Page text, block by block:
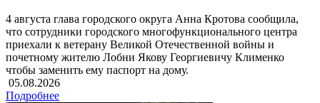
4 августа глава городского округа Анна Кротова сообщила,
что сотрудники городского многофункционального центра
приехали к ветерану Великой Отечественной войны и
почетному жителю Лобни Якову Георгиевичу Клименко
чтобы заменить ему паспорт на дому.
05.08.2026
Подробнее